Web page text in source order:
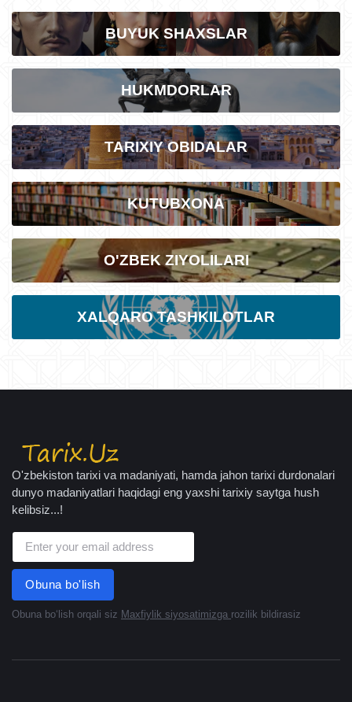
BUYUK SHAXSLAR
HUKMDORLAR
TARIXIY OBIDALAR
KUTUBXONA
O'ZBEK ZIYOLILARI
XALQARO TASHKILOTLAR
O'zbekiston tarixi va madaniyati, hamda jahon tarixi durdonalari
dunyo madaniyatlari haqidagi eng yaxshi tarixiy saytga hush
kelibsiz...!
Obuna bo'lish
Obuna boʻlish orqali siz Maxfiylik siyosatimizga rozilik bildirasiz